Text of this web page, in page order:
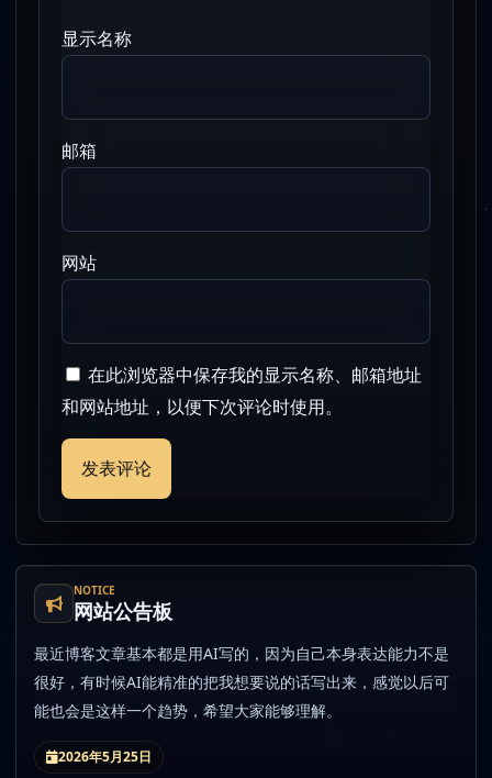
NOTICE
网站公告板
最近博客文章基本都是用AI写的，因为自己本身表达能力不是
很好，有时候AI能精准的把我想要说的话写出来，感觉以后可
能也会是这样一个趋势，希望大家能够理解。
2026年5月25日
显示名称
邮箱
网站
在此浏览器中保存我的显示名称、邮箱地址
和网站地址，以便下次评论时使用。